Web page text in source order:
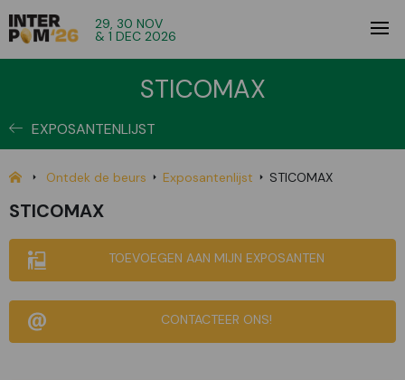
29, 30 NOV
& 1 DEC 2026
STICOMAX
EXPOSANTENLIJST
Ontdek de beurs Exposantenlijst STICOMAX
STICOMAX
TOEVOEGEN AAN MIJN EXPOSANTEN
CONTACTEER ONS!